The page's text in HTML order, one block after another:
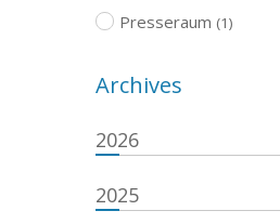
Presseraum (1)
Archives
2026
2025